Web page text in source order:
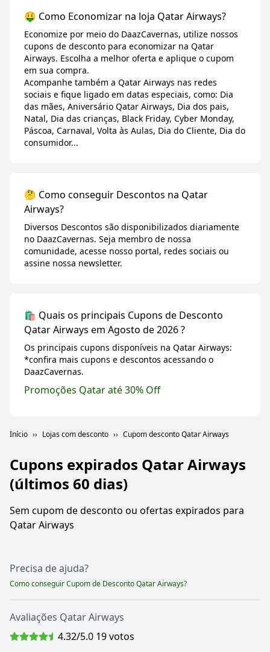
🤑 Como Economizar na loja Qatar Airways?
Economize por meio do DaazCavernas, utilize nossos
cupons de desconto para economizar na Qatar
Airways. Escolha a melhor oferta e aplique o cupom
em sua compra.
Acompanhe também a Qatar Airways nas redes
sociais e fique ligado em datas especiais, como: Dia
das mães, Aniversário Qatar Airways, Dia dos pais,
Natal, Dia das crianças, Black Friday, Cyber Monday,
Páscoa, Carnaval, Volta às Aulas, Dia do Cliente, Dia do
consumidor...
🤔 Como conseguir Descontos na Qatar
Airways?
Diversos Descontos são disponibilizados diariamente
no DaazCavernas. Seja membro de nossa
comunidade, acesse nosso portal, redes sociais ou
assine nossa newsletter.
🛍️ Quais os principais Cupons de Desconto
Qatar Airways em Agosto de 2026 ?
Os principais cupons disponíveis na Qatar Airways:
*confira mais cupons e descontos acessando o
DaazCavernas.
Promoções Qatar até 30% Off
Início Lojas com desconto Cupom desconto Qatar Airways
Cupons expirados Qatar Airways
(últimos 60 dias)
Sem cupom de desconto ou ofertas expirados para
Qatar Airways
Precisa de ajuda?
Como conseguir Cupom de DescontoQatar Airways?
Avaliações Qatar Airways
4.32/5.0 19votos